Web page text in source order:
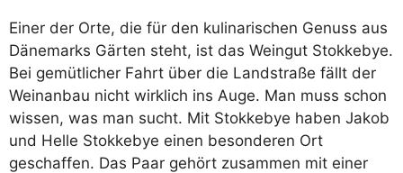
Einer der Orte, die für den kulinarischen Genuss aus
Dänemarks Gärten steht, ist das Weingut Stokkebye.
Bei gemütlicher Fahrt über die Landstraße fällt der
Weinanbau nicht wirklich ins Auge. Man muss schon
wissen, was man sucht. Mit Stokkebye haben Jakob
und Helle Stokkebye einen besonderen Ort
geschaffen. Das Paar gehört zusammen mit einer